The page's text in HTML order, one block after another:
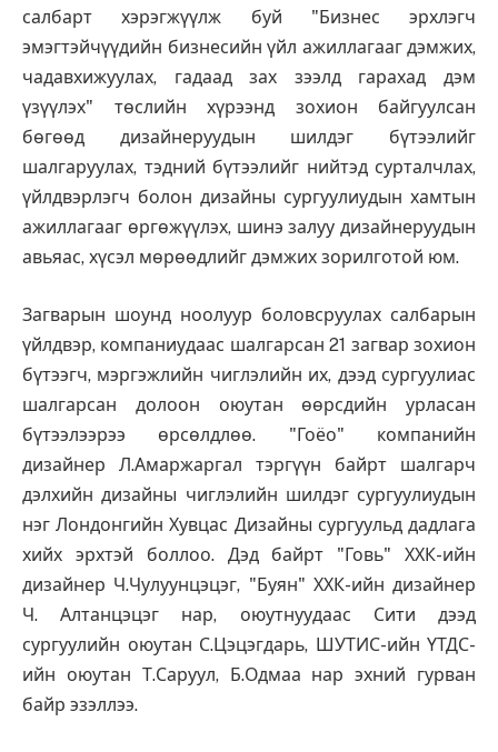
салбарт хэрэгжүүлж буй "Бизнес эрхлэгч
эмэгтэйчүүдийн бизнесийн үйл ажиллагааг дэмжих,
чадавхижуулах, гадаад зах зээлд гарахад дэм
үзүүлэх" төслийн хүрээнд зохион байгуулсан
бөгөөд дизайнеруудын шилдэг бүтээлийг
шалгаруулах, тэдний бүтээлийг нийтэд сурталчлах,
үйлдвэрлэгч болон дизайны сургуулиудын хамтын
ажиллагааг өргөжүүлэх, шинэ залуу дизайнеруудын
авьяас, хүсэл мөрөөдлийг дэмжих зорилготой юм.
Загварын шоунд ноолуур боловсруулах салбарын
үйлдвэр, компаниудаас шалгарсан 21 загвар зохион
бүтээгч, мэргэжлийн чиглэлийн их, дээд сургуулиас
шалгарсан долоон оюутан өөрсдийн урласан
бүтээлээрээ өрсөлдлөө. "Гоёо" компанийн
дизайнер Л.Амаржаргал тэргүүн байрт шалгарч
дэлхийн дизайны чиглэлийн шилдэг сургуулиудын
нэг Лондонгийн Хувцас Дизайны сургуульд дадлага
хийх эрхтэй боллоо. Дэд байрт "Говь" ХХК-ийн
дизайнер Ч.Чулуунцэцэг, "Буян" ХХК-ийн дизайнер
Ч. Алтанцэцэг нар, оюутнуудаас Сити дээд
сургуулийн оюутан С.Цэцэгдарь, ШУТИС-ийн ҮТДС-
ийн оюутан Т.Саруул, Б.Одмаа нар эхний гурван
байр эзэллээ.